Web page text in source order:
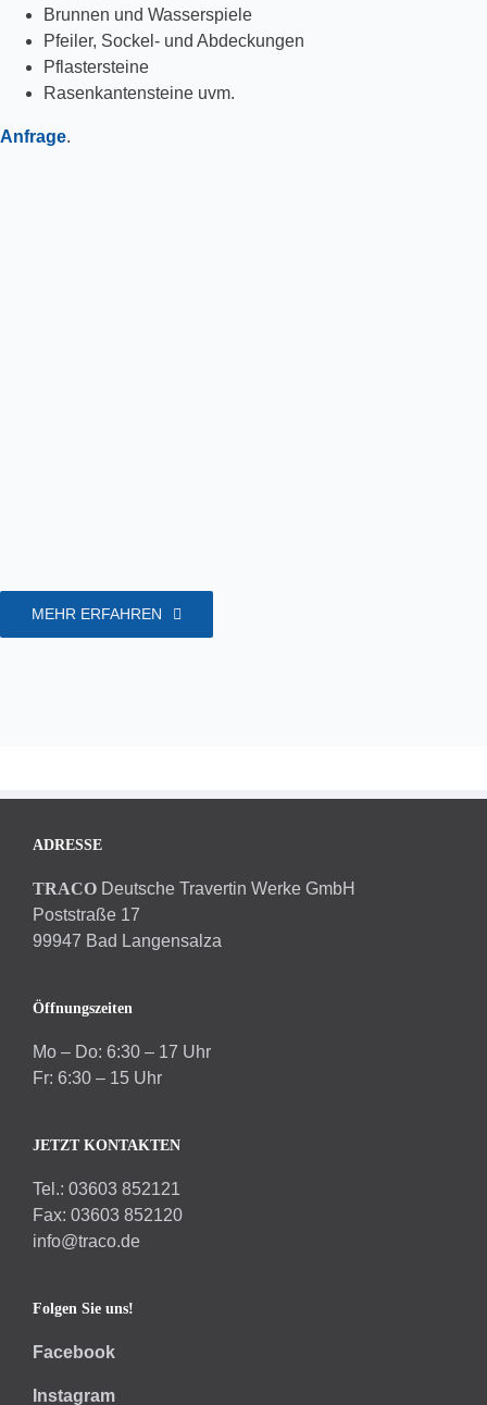
Brunnen und Wasserspiele
Pfeiler, Sockel- und Abdeckungen
Pflastersteine
Rasenkantensteine uvm.
Anfrage.
MEHR ERFAHREN
ADRESSE
TRACO Deutsche Travertin Werke GmbH
Poststraße 17
99947 Bad Langensalza
Öffnungszeiten
Mo – Do: 6:30 – 17 Uhr
Fr: 6:30 – 15 Uhr
JETZT KONTAKTEN
Tel.: 03603 852121
Fax: 03603 852120
info@traco.de
Folgen Sie uns!
Facebook
Instagram